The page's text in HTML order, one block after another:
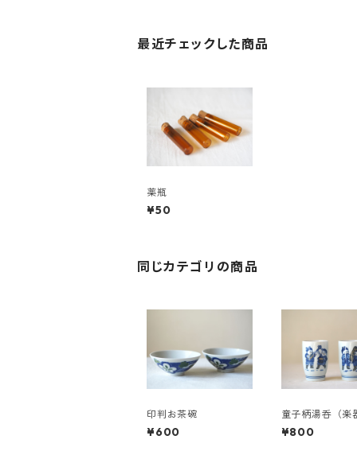
最近チェックした商品
薬瓶
¥50
同じカテゴリの商品
印判お茶碗
¥600
童子柄湯呑（楽
ん子）
¥800